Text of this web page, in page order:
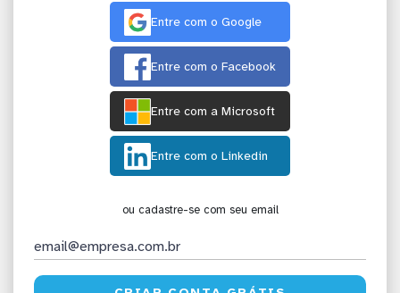
Entre com o Google
Entre com o Facebook
Entre com a Microsoft
Entre com o Linkedin
ou cadastre-se com seu email